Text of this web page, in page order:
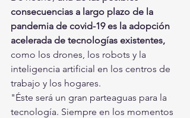
consecuencias a largo plazo de la
pandemia de covid-19 es la adopción
acelerada de tecnologías existentes,
como los drones, los robots y la
inteligencia artificial en los centros de
trabajo y los hogares.
"Éste será un gran parteaguas para la
tecnología. Siempre en los momentos